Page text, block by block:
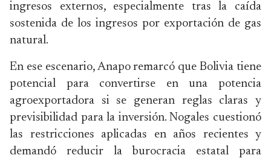
ingresos externos, especialmente tras la caída
sostenida de los ingresos por exportación de gas
natural.
En ese escenario, Anapo remarcó que Bolivia tiene
potencial para convertirse en una potencia
agroexportadora si se generan reglas claras y
previsibilidad para la inversión. Nogales cuestionó
las restricciones aplicadas en años recientes y
demandó reducir la burocracia estatal para